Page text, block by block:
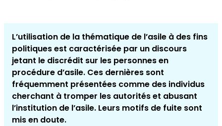
L’utilisation de la thématique de l’asile à des fins
politiques est caractérisée par un discours
jetant le discrédit sur les personnes en
procédure d’asile. Ces dernières sont
fréquemment présentées comme des individus
cherchant à tromper les autorités et abusant
l’institution de l’asile. Leurs motifs de fuite sont
mis en doute.